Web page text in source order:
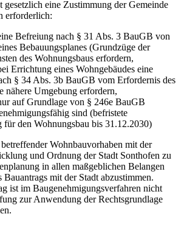
gesetzlich eine Zustimmung der Gemeinde
erforderlich:
Befreiung nach § 31 Abs. 3 BauGB von
Bebauungsplanes (Grundzüge der
des Wohnungsbaus erfordern,
Errichtung eines Wohngebäudes eine
§ 34 Abs. 3b BauGB vom Erfordernis des
nähere Umgebung erfordern,
auf Grundlage von § 246e BauGB
sind (befristete
für den Wohnungsbau bis 31.12.2030)
Wohnbauvorhaben mit der
und Ordnung der Stadt Sonthofen zu
in allen maßgeblichen Belangen
Bauantrags mit der Stadt abzustimmen.
ist im Baugenehmigungsverfahren nicht
zur Anwendung der Rechtsgrundlage